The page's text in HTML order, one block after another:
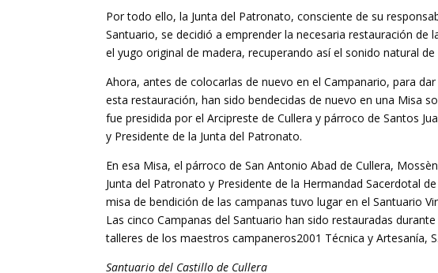
Por todo ello, la Junta del Patronato, consciente de su
Santuario, se decidió a emprender la necesaria restauración
el yugo original de madera, recuperando así el sonido natural de
Ahora, antes de colocarlas de nuevo en el Campanario, para
esta restauración, han sido bendecidas de nuevo en una Misa
fue presidida por el Arcipreste de Cullera y párroco de Santos
y Presidente de la Junta del Patronato.
En esa Misa, el párroco de San Antonio Abad de Cullera,
Junta del Patronato y Presidente de la Hermandad Sacerdotal
misa de bendición de las campanas tuvo lugar en el Santuario
Las cinco Campanas del Santuario han sido restauradas
talleres de los maestros campaneros2001 Técnica y Artesanía,
Santuario del Castillo de Cullera